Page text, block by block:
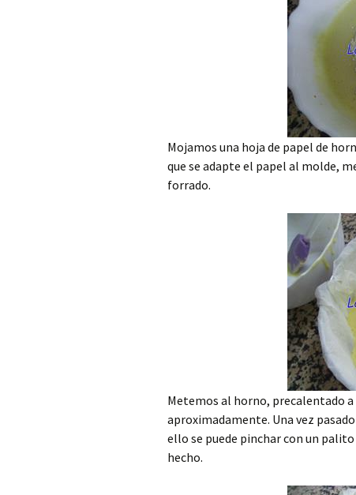
Mojamos una hoja de papel de
que se adapte el papel al molde,
forrado.
Metemos al horno, precalentado
aproximadamente. Una vez
ello se puede pinchar con un
hecho.